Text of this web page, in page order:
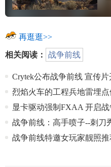
再逛逛>>
相关阅读： 战争前线
Crytek公布战争前线 宣传
烈焰火车的工程兵地雷埋
显卡驱动强制FXAA 开启
战争前线：高手喷子--刺刀
战争前线特邀女玩家靓照推